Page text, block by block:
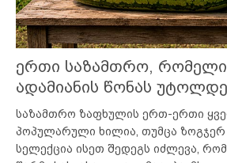
ერთი საზამთრო,
ადამიანის წონას
საზამთრო ზაფხულის ერთ-ერთი
პოპულარული ხილია, თუმცა ზოგჯერ
სელექცია ისეთ შედეგს იძლევა,